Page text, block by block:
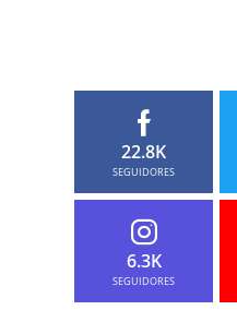
22.8K
SEGUIDORES
6.3K
SEGUIDORES